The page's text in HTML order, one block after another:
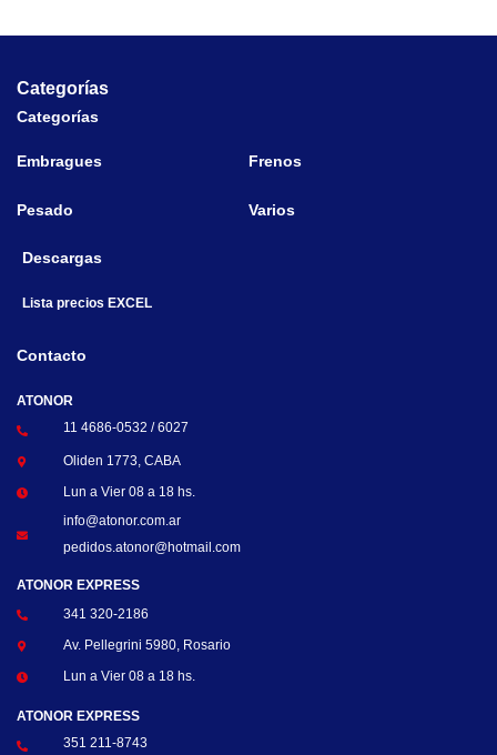
Categorías
Categorías
Embragues Frenos
Pesado Varios
Descargas
Lista precios EXCEL
Contacto
ATONOR
11 4686-0532 / 6027
Oliden 1773, CABA
Lun a Vier 08 a 18 hs.
info@atonor.com.ar
pedidos.atonor@hotmail.com
ATONOR EXPRESS
341 320-2186
Av. Pellegrini 5980, Rosario
Lun a Vier 08 a 18 hs.
ATONOR EXPRESS
351 211-8743